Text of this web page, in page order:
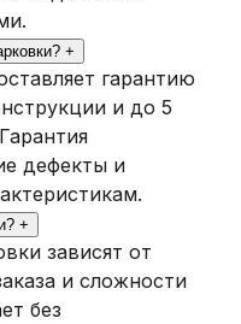
+
гарантию
и до 5
дефекты и
+
зависят от
и сложности
без